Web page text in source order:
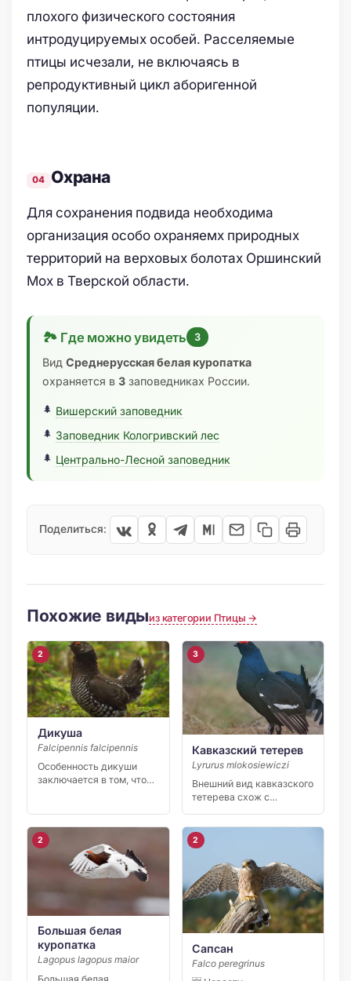
плохого физического состояния
интродуцируемых особей. Расселяемые
птицы исчезали, не включаясь в
репродуктивный цикл аборигенной
популяции.
Охрана
Для сохранения подвида необходима
организация особо охраняемх природных
территорий на верховых болотах Оршинский
Мох в Тверской области.
🏞 Где можно увидеть 3
ВидСреднерусская белая куропатка
охраняется в3 заповедниках России.
Вишерский заповедник
Заповедник Кологривский лес
Центрально-Лесной заповедник
Поделиться:
Похожие видыиз категории Птицы →
2
Дикуша
Falcipennis falcipennis
Особенность дикуши
заключается в том, что
3
Кавказский тетерев
Lyrurus mlokosiewiczi
Внешний вид кавказского
тетерева схож с
небольшим […]
2
Большая белая
куропатка
Lagopus lagopus maior
2
Сапсан
Falco peregrinus